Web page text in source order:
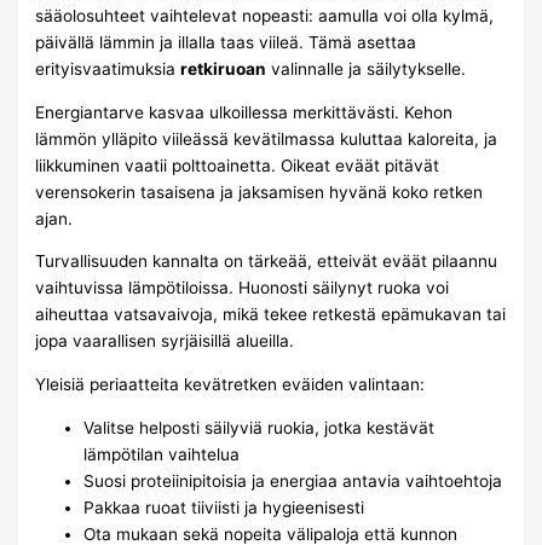
sääolosuhteet vaihtelevat nopeasti: aamulla voi olla kylmä,
päivällä lämmin ja illalla taas viileä. Tämä asettaa
erityisvaatimuksiaretkiruoan valinnalle ja säilytykselle.
Energiantarve kasvaa ulkoillessa merkittävästi. Kehon
lämmön ylläpito viileässä kevätilmassa kuluttaa kaloreita, ja
liikkuminen vaatii polttoainetta. Oikeat eväät pitävät
verensokerin tasaisena ja jaksamisen hyvänä koko retken
ajan.
Turvallisuuden kannalta on tärkeää, etteivät eväät pilaannu
vaihtuvissa lämpötiloissa. Huonosti säilynyt ruoka voi
aiheuttaa vatsavaivoja, mikä tekee retkestä epämukavan tai
jopa vaarallisen syrjäisillä alueilla.
Yleisiä periaatteita kevätretken eväiden valintaan:
Valitse helposti säilyviä ruokia, jotka kestävät
lämpötilan vaihtelua
Suosi proteiinipitoisia ja energiaa antavia vaihtoehtoja
Pakkaa ruoat tiiviisti ja hygieenisesti
Ota mukaan sekä nopeita välipaloja että kunnon